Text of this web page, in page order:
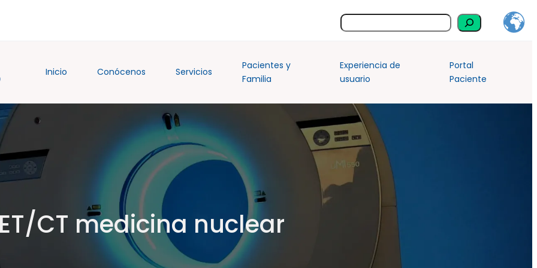
Buscar
Inicio Conócenos Servicios
Pacientes y
Familia
Experiencia de
usuario
Portal
Paciente
CT medicina nuclear